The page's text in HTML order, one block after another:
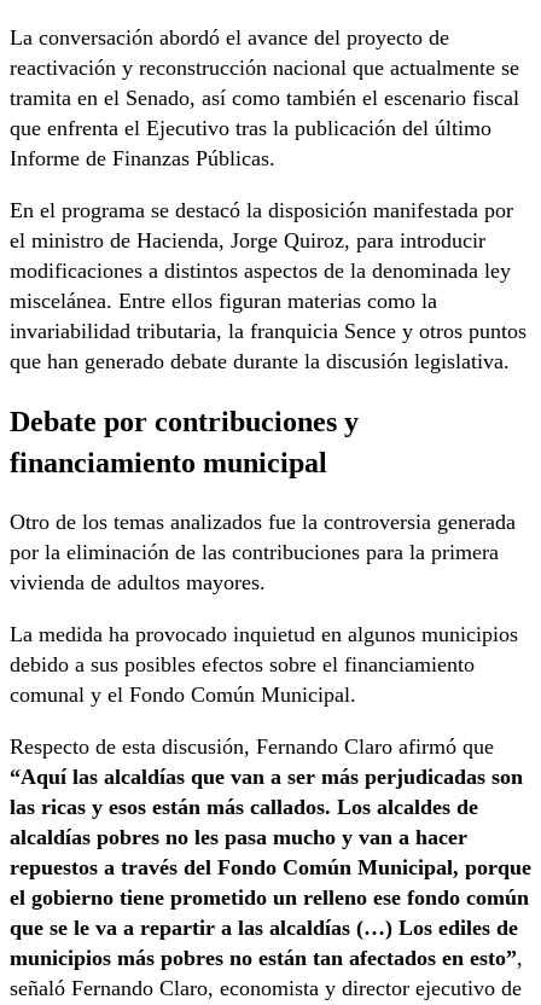
La conversación abordó el avance del proyecto de
reactivación y reconstrucción nacional que actualmente se
tramita en el Senado, así como también el escenario fiscal
que enfrenta el Ejecutivo tras la publicación del último
Informe de Finanzas Públicas.
En el programa se destacó la disposición manifestada por
el ministro de Hacienda, Jorge Quiroz, para introducir
modificaciones a distintos aspectos de la denominada ley
miscelánea. Entre ellos figuran materias como la
invariabilidad tributaria, la franquicia Sence y otros puntos
que han generado debate durante la discusión legislativa.
Debate por contribuciones y
financiamiento municipal
Otro de los temas analizados fue la controversia generada
por la eliminación de las contribuciones para la primera
vivienda de adultos mayores.
La medida ha provocado inquietud en algunos municipios
debido a sus posibles efectos sobre el financiamiento
comunal y el Fondo Común Municipal.
Respecto de esta discusión, Fernando Claro afirmó que
“Aquí las alcaldías que van a ser más perjudicadas son
las ricas y esos están más callados. Los alcaldes de
alcaldías pobres no les pasa mucho y van a hacer
repuestos a través del Fondo Común Municipal, porque
el gobierno tiene prometido un relleno ese fondo común
que se le va a repartir a las alcaldías (…) Los ediles de
municipios más pobres no están tan afectados en esto”,
señaló Fernando Claro, economista y director ejecutivo de